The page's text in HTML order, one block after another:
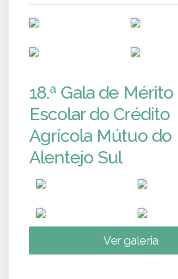
18.ª Gala de Mérito
Escolar do Crédito
Agrícola Mútuo do
Alentejo Sul
Ver galeria